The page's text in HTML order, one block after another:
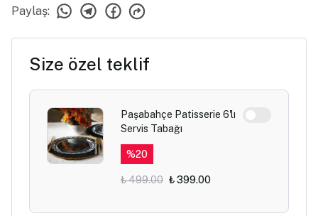
Paylaş:
Size özel teklif
Paşabahçe Patisserie 6'lı
Servis Tabağı
%20
₺ 499.00 ₺ 399.00